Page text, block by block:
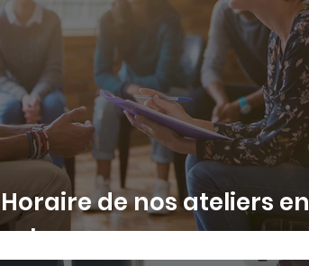
Horaire de nos ateliers en
externe